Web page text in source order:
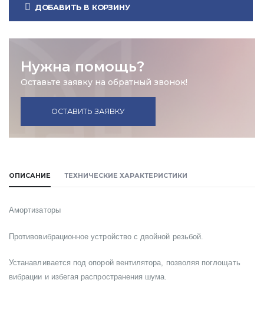
ДОБАВИТЬ В КОРЗИНУ
Нужна помощь?
Оставьте заявку на обратный звонок!
ОСТАВИТЬ ЗАЯВКУ
ОПИСАНИЕ ТЕХНИЧЕСКИЕ ХАРАКТЕРИСТИКИ
Амортизаторы
Противовибрационное устройство с двойной резьбой.
Устанавливается под опорой вентилятора, позволяя поглощать
вибрации и избегая распространения шума.